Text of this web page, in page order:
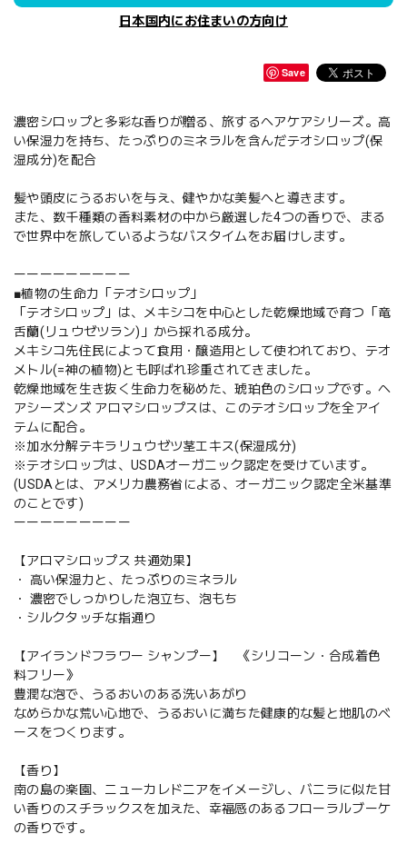
日本国内にお住まいの方向け
Save
濃密シロップと多彩な香りが贈る、旅するヘアケアシリーズ。高
い保湿力を持ち、たっぷりのミネラルを含んだテオシロップ(保
湿成分)を配合
髪や頭皮にうるおいを与え、健やかな美髪へと導きます。
また、数千種類の香料素材の中から厳選した4つの香りで、まる
で世界中を旅しているようなバスタイムをお届けします。
ーーーーーーーーー
■植物の生命力「テオシロップ」
「テオシロップ」は、メキシコを中心とした乾燥地域で育つ「竜
舌蘭(リュウゼツラン)」から採れる成分。
メキシコ先住民によって食用・醸造用として使われており、テオ
メトル(=神の植物)とも呼ばれ珍重されてきました。
乾燥地域を生き抜く生命力を秘めた、琥珀色のシロップです。ヘ
アシーズンズ アロマシロップスは、このテオシロップを全アイ
テムに配合。
※加水分解テキラリュウゼツ茎エキス(保湿成分)
※テオシロップは、USDAオーガニック認定を受けています。
(USDAとは、アメリカ農務省による、オーガニック認定全米基準
のことです)
ーーーーーーーーー
【アロマシロップス 共通効果】
・ 高い保湿力と、たっぷりのミネラル
・ 濃密でしっかりした泡立ち、泡もち
・シルクタッチな指通り
【アイランドフラワー シャンプー】 《シリコーン・合成着色
料フリー》
豊潤な泡で、うるおいのある洗いあがり
なめらかな荒い心地で、うるおいに満ちた健康的な髪と地肌のベ
ースをつくります。
【香り】
南の島の楽園、ニューカレドニアをイメージし、バニラに似た甘
い香りのスチラックスを加えた、幸福感のあるフローラルブーケ
の香りです。